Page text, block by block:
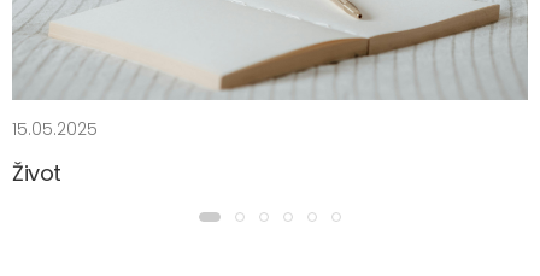
15.05.2025
Život